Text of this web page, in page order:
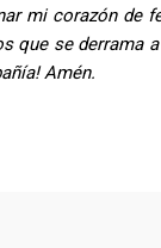
mi corazón de
que se derrama
Amén.